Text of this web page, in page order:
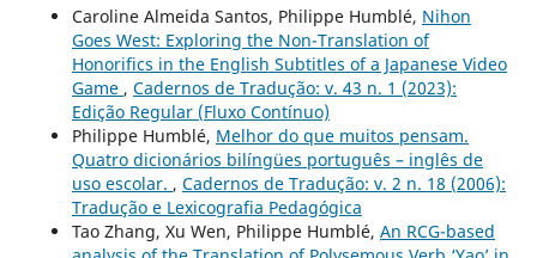
Caroline Almeida Santos, Philippe Humblé, Nihon
Goes West: Exploring the Non-Translation of
Honorifics in the English Subtitles of a Japanese Video
Game , Cadernos de Tradução: v. 43 n. 1 (2023):
Edição Regular (Fluxo Contínuo)
Philippe Humblé, Melhor do que muitos pensam.
Quatro dicionários bilíngües português – inglês de
uso escolar. , Cadernos de Tradução: v. 2 n. 18 (2006):
Tradução e Lexicografia Pedagógica
Tao Zhang, Xu Wen, Philippe Humblé, An RCG-based